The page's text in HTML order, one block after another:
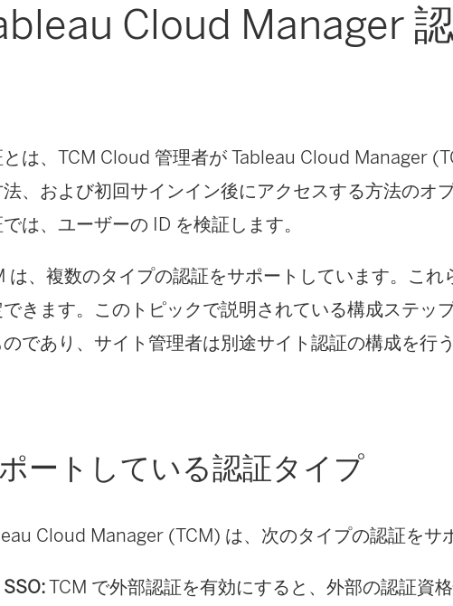
Cloud Manager
は、TCM Cloud 管理者が Tableau Cloud Manager
法、および初回サインイン後にアクセスする方法のオ
は、ユーザーの ID を検証します。
は、複数のタイプの認証をサポートしています。これ
きます。このトピックで説明されている構成ステッ
のであり、サイト管理者は別途サイト認証の構成を行
ートしている認証タイプ
Cloud Manager (TCM) は、次のタイプの認証をサ
SSO:TCM で外部認証を有効にすると、外部の認証資